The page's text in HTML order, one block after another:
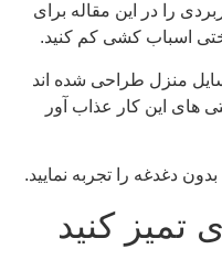
را در این مقاله برای
سختی اسباب کشی کم کنید.
منزل طراحی شده اند
های این کار عذاب آور
دغدغه را تجربه نمایید.